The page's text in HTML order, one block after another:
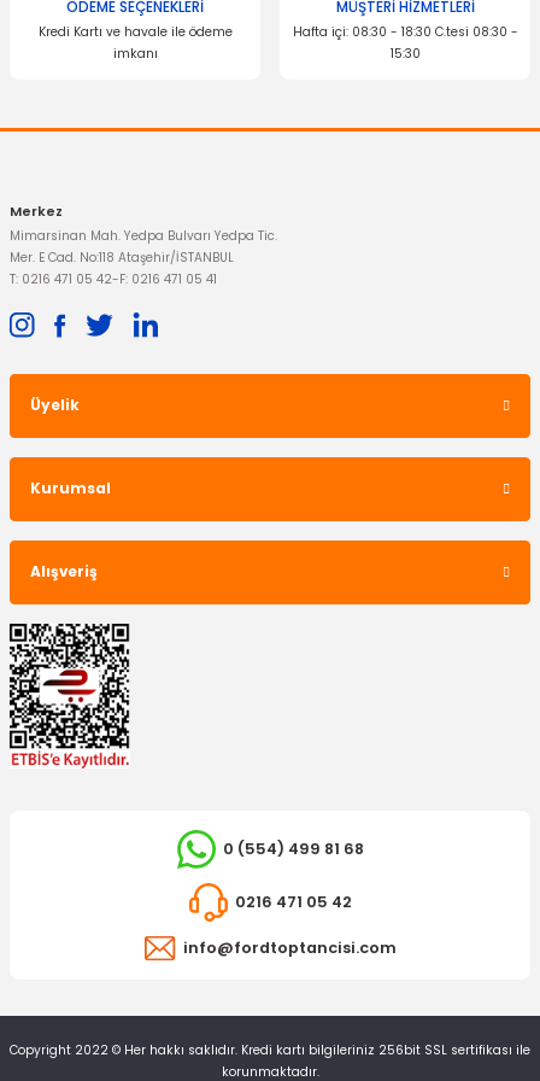
157,47 TL
TÜKENDİ
YERLİ ÜRÜN
Rotil Anado Sağ
2.840,72 TL
İTHAL ÜRÜN
ÖDEME SEÇENEKLERİ
Kredi Kartı ve havale ile ödeme
imkanı
MÜŞTERİ HİZMETLERİ
Hafta içi: 08:30 - 18:30 C.tesi 08:30 -
15:30
Merkez
Mimarsinan Mah. Yedpa Bulvarı Yedpa Tic.
Mer. E Cad. No:118 Ataşehir/İSTANBUL
T: 0216 471 05 42-F: 0216 471 05 41
Üyelik
Kurumsal
Alışveriş
0 (554) 499 81 68
0216 471 05 42
info@fordtoptancisi.com
Copyright 2022 © Her hakkı saklıdır. Kredi kartı bilgileriniz 256bit SSL sertifikası ile
korunmaktadır.